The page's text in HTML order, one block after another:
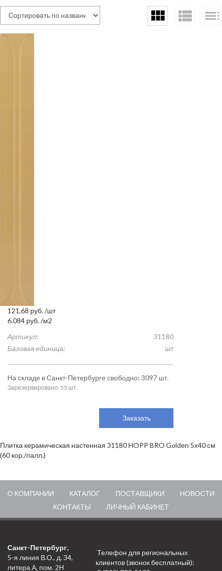
121,68 руб./шт
6.084 руб./м2
Артикул:
31180
Базовая единица:
шт
На складе в Санкт-Петербурге свободно: 3097 шт.
Зарезервировано: 55 шт.
Заказать
Плитка керамическая настенная 31180 HOPP BRO Golden 5х40 см
(60 кор./палл.)
О КОМПАНИИ КАТАЛОГ ПОСТАВЩИКИ
НОВОСТИ
КОНТАКТЫ
ЛИЧНЫЙ КАБИНЕТ
Санкт-Петербург,
5-я линия В.О., д. 34,
литера А, пом. 2Н
Телефон для региональных
клиентов (звонок бесплатный):